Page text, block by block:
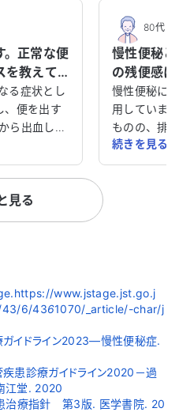
。正常な便
を教えて
る症状とし
、便を出す
ら出血して
受診したと
。念のため
したが、異
ましたが改
ると泥状の
ってしまい
に悪化し、
が正常に出
ばよいので
けると助か
いたしま
80代・
慢性便秘
の残便感
ください。
慢性便秘に
用していま
ものの、排
日中不快な
剤も試しま
けると助か
いたします。
続きを見る
見る
www.jstage.jst.go.j
43/6/4361070/_article/-char/j
イドライン2023―慢性便秘症.
患診療ガイドライン2020－過
江堂. 2020
治療指針 第3版. 医学書院. 20